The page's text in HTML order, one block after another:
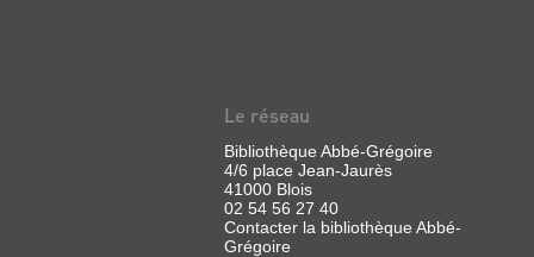
Le réseau
Bibliothèque Abbé-Grégoire
4/6 place Jean-Jaurès
41000 Blois
02 54 56 27 40
Contacter la bibliothèque Abbé-
Grégoire